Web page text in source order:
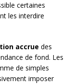
certaines
les interdire
accrue des
de fond. Les
de simples
imposer